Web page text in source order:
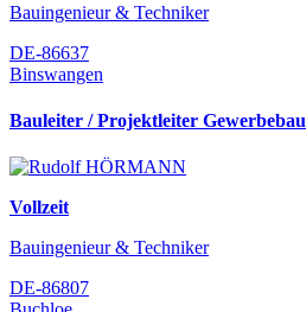
Bauingenieur & Techniker
DE-86637
Binswangen
Bauleiter / Projektleiter Gewerbebau
Vollzeit
Bauingenieur & Techniker
DE-86807